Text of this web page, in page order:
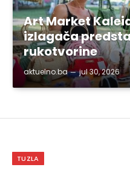
Art Market
izlagača
rukotvorine
aktuelno.ba jul 30, 2026
TUZLA